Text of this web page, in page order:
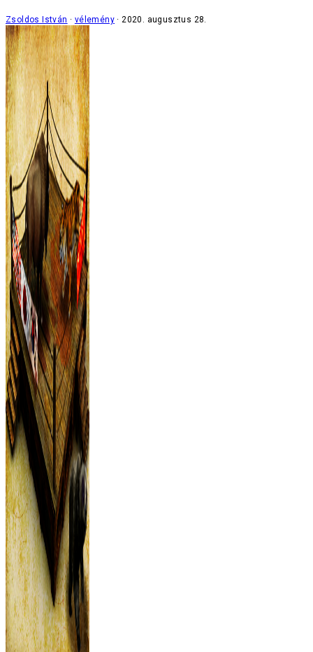
Zsoldos István vélemény 2020. augusztus 28.